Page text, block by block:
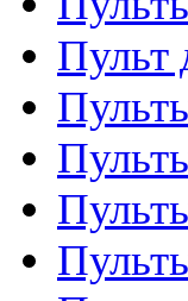
Пульт